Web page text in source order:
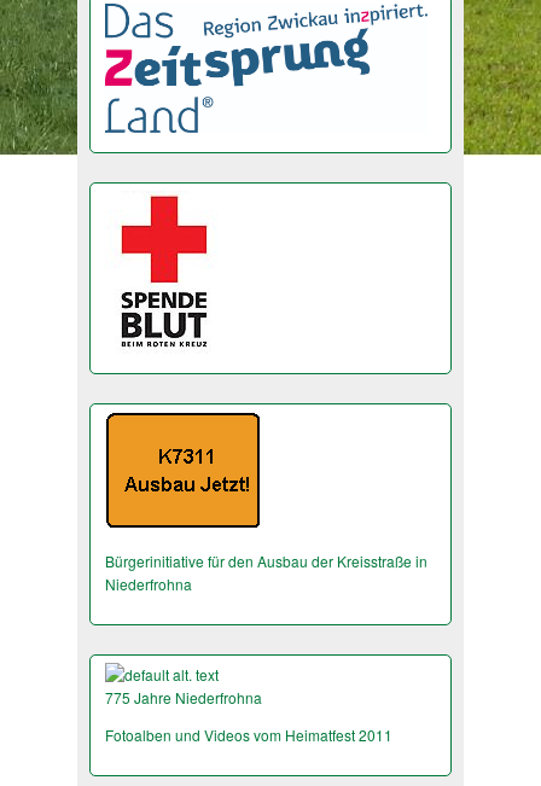
Bürgerinitiative für den Ausbau der Kreisstraße in
Niederfrohna
775 Jahre Niederfrohna
Fotoalben und Videos vom Heimatfest 2011